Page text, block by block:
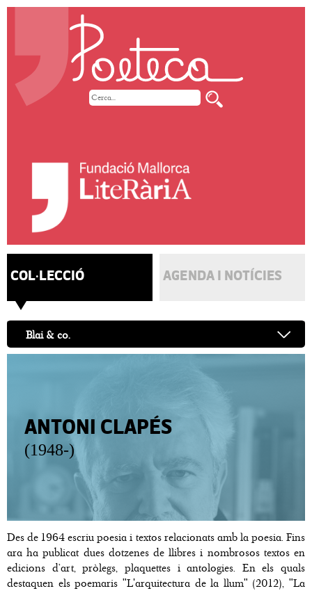
COL·LECCIÓ AGENDA I NOTÍCIES
Blai & co.
ANTONI CLAPÉS
(1948-)
Des de 1964 escriu poesia i textos relacionats amb la poesia. Fins
ara ha publicat dues dotzenes de llibres i nombrosos textos en
edicions d’art, pròlegs, plaquettes i antologies. En els quals
destaquen els poemaris "L'arquitectura de la llum" (2012), "La